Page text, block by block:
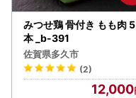
みつせ鶏 骨付き もも肉 5
本 _b-391
佐賀県多久市
(2)
12,000